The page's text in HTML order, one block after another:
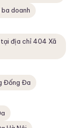
doanh
địa chỉ 404 Xã
Đống Đa